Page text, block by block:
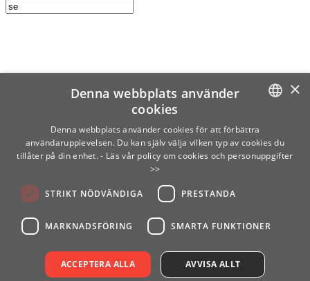
SWEDISH
×
Denna webbplats använder
cookies
Denna webbplats använder cookies för att förbättra
användarupplevelsen. Du kan själv välja vilken typ av cookies du
tillåter på din enhet. - Läs vår policy om cookies och personuppgifter
>>
STRIKT NÖDVÄNDIGA PRESTANDA
MARKNADSFÖRING SMARTA FUNKTIONER
ACCEPTERA ALLA AVVISA ALLT